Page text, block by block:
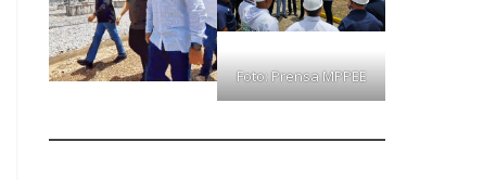
Foto: Prensa MPPEE